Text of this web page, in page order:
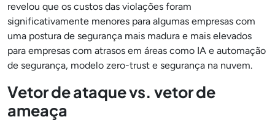
revelou que os custos das violações foram
significativamente menores para algumas empresas com
uma postura de segurança mais madura e mais elevados
para empresas com atrasos em áreas como IA e automação
de segurança, modelo zero-trust e segurança na nuvem.
Vetor de ataque vs. vetor de
ameaça